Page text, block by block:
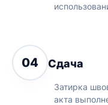
04 Сдача
Затирка
акта